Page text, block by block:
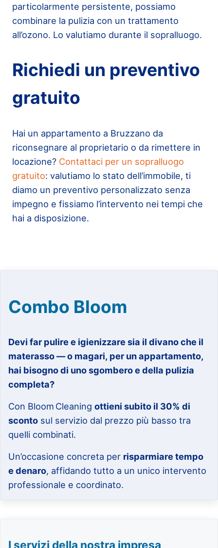
particolarmente persistente, possiamo
combinare la pulizia con un trattamento
all’ozono. Lo valutiamo durante il sopralluogo.
Richiedi un preventivo
gratuito
Hai un appartamento a Bruzzano da
riconsegnare al proprietario o da rimettere in
locazione? Contattaci per un sopralluogo
gratuito: valutiamo lo stato dell’immobile, ti
diamo un preventivo personalizzato senza
impegno e fissiamo l’intervento nei tempi che
hai a disposizione.
Combo Bloom
Devi far pulire e igienizzare sia il divano che il
materasso — o magari, per un appartamento,
hai bisogno di uno sgombero e della pulizia
completa?
Con Bloom Cleaningottieni subito il 30% di
sconto sul servizio dal prezzo più basso tra
quelli combinati.
Un’occasione concreta per risparmiare tempo
e denaro, affidando tutto a un unico intervento
professionale e coordinato.
I servizi della nostra impresa